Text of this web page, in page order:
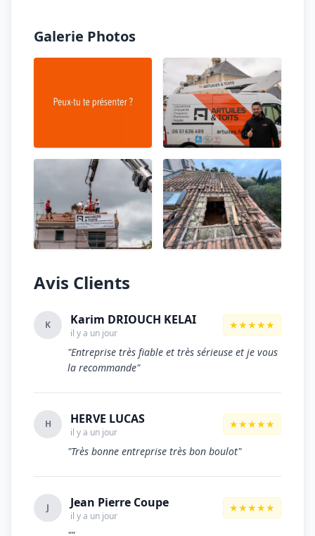
Galerie Photos
Avis Clients
K Karim DRIOUCH KELAI
il y a un jour
★★★★★
"Entreprise très fiable et très sérieuse et je vous
la recommande"
H HERVE LUCAS
il y a un jour
★★★★★
"Très bonne entreprise très bon boulot"
J Jean Pierre Coupe
il y a un jour
★★★★★